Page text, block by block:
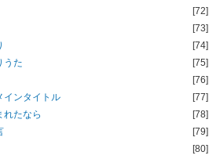
うた
インタイトル
れたなら
[72]
[73]
[74]
[75]
[76]
[77]
[78]
[79]
[80]